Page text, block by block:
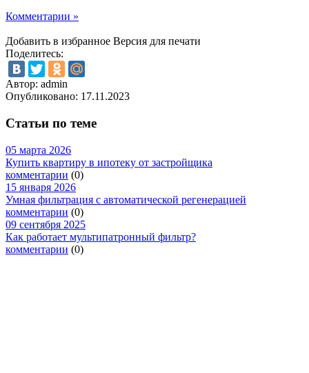
Комментарии »
Добавить в избранное Версия для печати
Поделитесь:
Автор: admin
Опубликовано: 17.11.2023
Статьи по теме
05 марта 2026
Купить квартиру в ипотеку от застройщика
комментарии (0)
15 января 2026
Умная фильтрация с автоматической регенерацией
комментарии (0)
09 сентября 2025
Как работает мультипатронный фильтр?
комментарии (0)